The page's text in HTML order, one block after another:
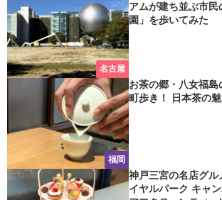
名古屋
アムが建ち並ぶ市
園」を歩いてみた
福岡
お茶の郷・八女福
町歩き！ 日本茶の
神戸三宮の名店グル
イヤルパーク キャ